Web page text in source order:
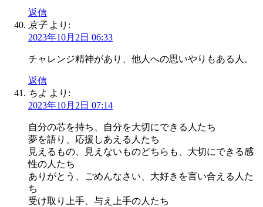
返信
京子 より:
2023年10月2日 06:33
チャレンジ精神があり、他人への思いやりもある人。
返信
ちよ より:
2023年10月2日 07:14
自分の芯を持ち、自分を大切にできる人たち
夢を語り、応援しあえる人たち
見えるもの、見えないものどちらも、大切にできる感
性の人たち
ありがとう、ごめんなさい、大好きを言い合える人た
ち
受け取り上手、与え上手の人たち